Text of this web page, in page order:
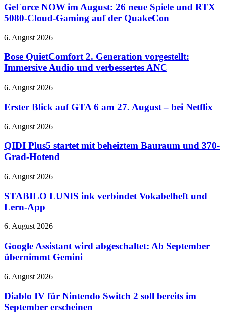
im
August:
26
Spiele
RTX
5080-
Gaming
der
QuakeCon
GeForce NOW im August: 26 neue Spiele und RTX
5080-Cloud-Gaming auf der QuakeCon
Bose
2.
Generation
vorgestellt:
Audio
verbessertes
6. August 2026
Bose QuietComfort 2. Generation vorgestellt:
Immersive Audio und verbessertes ANC
Erster
auf
GTA
6
am
27.
August
–
Netflix
6. August 2026
Erster Blick auf GTA 6 am 27. August – bei Netflix
QIDI
startet
mit
beheiztem
und
Grad-
Hotend
6. August 2026
QIDI Plus5 startet mit beheiztem Bauraum und 370-
Grad-Hotend
STABILO
ink
verbindet
Vokabelheft
Lern-
6. August 2026
STABILO LUNIS ink verbindet Vokabelheft und
Lern-App
Google
wird
abgeschaltet:
Ab
übernimmt
6. August 2026
Google Assistant wird abgeschaltet: Ab September
übernimmt Gemini
Diablo
für
Nintendo
Switch
6. August 2026
Diablo IV für Nintendo Switch 2 soll bereits im
September erscheinen